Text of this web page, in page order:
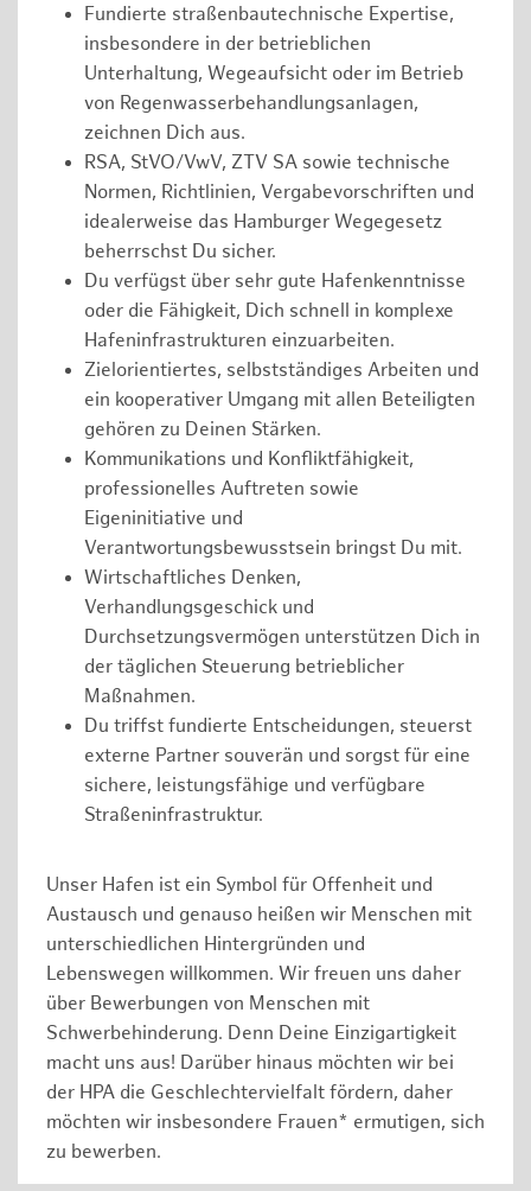
Fundierte straßenbautechnische Expertise,
insbesondere in der betrieblichen
Unterhaltung, Wegeaufsicht oder im Betrieb
von Regenwasserbehandlungsanlagen,
zeichnen Dich aus.
RSA, StVO/VwV, ZTV SA sowie technische
Normen, Richtlinien, Vergabevorschriften und
idealerweise das Hamburger Wegegesetz
beherrschst Du sicher.
Du verfügst über sehr gute Hafenkenntnisse
oder die Fähigkeit, Dich schnell in komplexe
Hafeninfrastrukturen einzuarbeiten.
Zielorientiertes, selbstständiges Arbeiten und
ein kooperativer Umgang mit allen Beteiligten
gehören zu Deinen Stärken.
Kommunikations und Konfliktfähigkeit,
professionelles Auftreten sowie
Eigeninitiative und
Verantwortungsbewusstsein bringst Du mit.
Wirtschaftliches Denken,
Verhandlungsgeschick und
Durchsetzungsvermögen unterstützen Dich in
der täglichen Steuerung betrieblicher
Maßnahmen.
Du triffst fundierte Entscheidungen, steuerst
externe Partner souverän und sorgst für eine
sichere, leistungsfähige und verfügbare
Straßeninfrastruktur.
Unser Hafen ist ein Symbol für Offenheit und
Austausch und genauso heißen wir Menschen mit
unterschiedlichen Hintergründen und
Lebenswegen willkommen. Wir freuen uns daher
über Bewerbungen von Menschen mit
Schwerbehinderung. Denn Deine Einzigartigkeit
macht uns aus! Darüber hinaus möchten wir bei
der HPA die Geschlechtervielfalt fördern, daher
möchten wir insbesondere Frauen* ermutigen, sich
zu bewerben.